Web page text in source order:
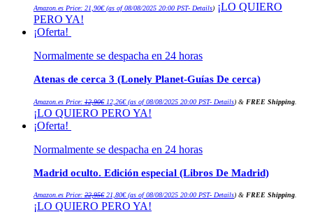
Amazon.es Price: 21,90€(as of 08/08/2025 20:00 PST- Details) ¡LO QUIERO
PERO YA!
¡Oferta!
Normalmente se despacha en 24 horas
Atenas de cerca 3 (Lonely Planet-Guías De cerca)
Amazon.es Price: 12,90€precio
original
era:
12,26€precio
actual
es:
(as of 08/08/2025 20:00 PST- Details) & FREE Shipping
¡LO QUIERO PERO YA!
¡Oferta!
Normalmente se despacha en 24 horas
Madrid oculto. Edición especial (Libros De Madrid)
Amazon.es Price: 22,95€precio
original
era:
21,80€precio
actual
es:
(as of 08/08/2025 20:00 PST- Details) & FREE Shipping
¡LO QUIERO PERO YA!